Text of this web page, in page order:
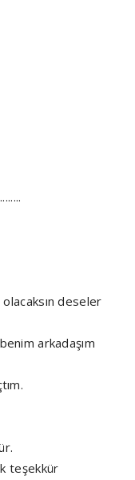
deseler
arkadaşım
teşekkür